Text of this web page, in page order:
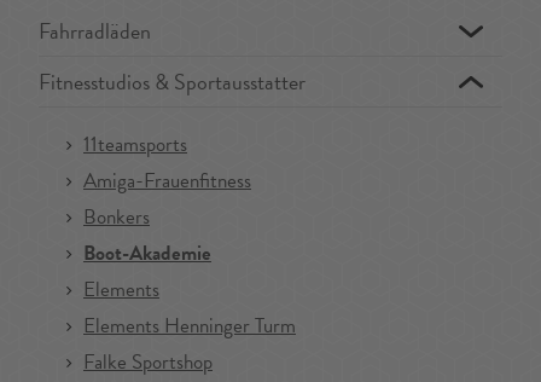
Fahrradläden
Fitnesstudios & Sportausstatter
11teamsports
Amiga-Frauenfitness
Bonkers
Boot-Akademie
Elements
Elements Henninger Turm
Falke Sportshop